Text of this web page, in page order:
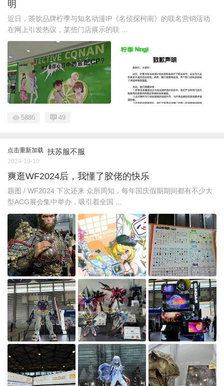
明
近日，茶饮品牌柠季与知名动漫IP《名侦探柯南》的联名营销活动
在网上引发热议，某些门店展示的联 ...
5886 49
点击重新加载 扶苏服不服
2024-10-10
爽逛WF2024后，我懂了胶佬的快乐
题图 / WF2024 下次还来 众所周知，每年国庆假期期间都有不少大
型ACG展会集中举办，吸引着全国 ...